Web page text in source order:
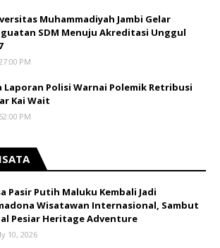
Muhammadiyah Jambi Gelar
SDM Menuju Akreditasi Unggul
PM
Laporan Polisi Warnai Polemik Retribusi
Kai Wait
PM
Pasir Putih Maluku Kembali Jadi
Wisatawan Internasional, Sambut
Pesiar Heritage Adventure
10, 2026